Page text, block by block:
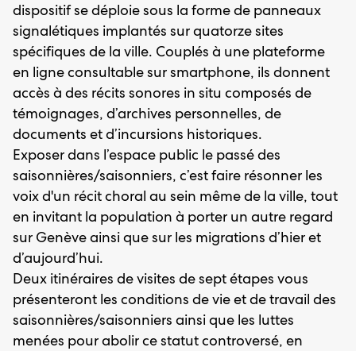
dispositif se déploie sous la forme de panneaux
signalétiques implantés sur quatorze sites
spécifiques de la ville. Couplés à une plateforme
en ligne consultable sur smartphone, ils donnent
accès à des récits sonores in situ composés de
témoignages, d’archives personnelles, de
documents et d’incursions historiques.
Exposer dans l’espace public le passé des
saisonnières/saisonniers, c’est faire résonner les
voix d'un récit choral au sein même de la ville, tout
en invitant la population à porter un autre regard
sur Genève ainsi que sur les migrations d’hier et
d’aujourd’hui.
Deux itinéraires de visites de sept étapes vous
présenteront les conditions de vie et de travail des
saisonnières/saisonniers ainsi que les luttes
menées pour abolir ce statut controversé, en